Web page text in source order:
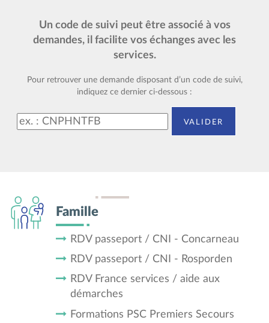
Un code de suivi peut être associé à vos
demandes, il facilite vos échanges avec les
services.
Pour retrouver une demande disposant d’un code de suivi,
indiquez ce dernier ci-dessous :
Code de suivi
valider
Famille
RDV passeport / CNI - Concarneau
RDV passeport / CNI - Rosporden
RDV France services / aide aux
démarches
Formations PSC Premiers Secours